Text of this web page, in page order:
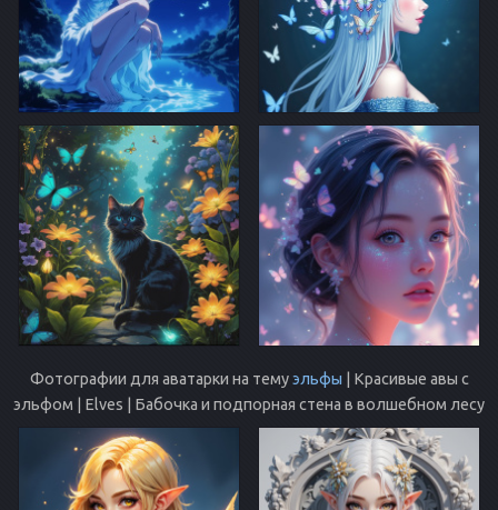
Фотографии для аватарки на темуэльфы | Красивые авы с
эльфом | Elves | Бабочка и подпорная стена в волшебном лесу